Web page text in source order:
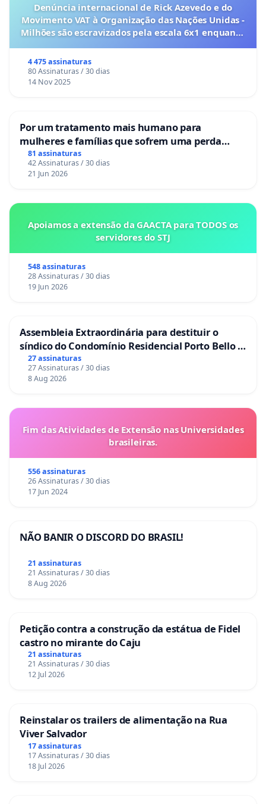
Denúncia internacional de Rick Azevedo e do
Movimento VAT à Organização das Nações Unidas -
Milhões são escravizados pela escala 6x1 enquanto
4 475 assinaturas
80 Assinaturas / 30 dias
14 Nov 2025
Por um tratamento mais humano para
mulheres e famílias que sofrem uma perda
gestacional nos hospitais portugueses
81 assinaturas
42 Assinaturas / 30 dias
21 Jun 2026
Apoiamos a extensão da GAACTA para TODOS os
servidores do STJ
548 assinaturas
28 Assinaturas / 30 dias
19 Jun 2026
Assembleia Extraordinária para destituir o
síndico do Condomínio Residencial Porto Bello -
La Casa
27 assinaturas
27 Assinaturas / 30 dias
8 Aug 2026
Fim das Atividades de Extensão nas Universidades
brasileiras.
556 assinaturas
26 Assinaturas / 30 dias
17 Jun 2024
NÃO BANIR O DISCORD DO BRASIL!
21 assinaturas
21 Assinaturas / 30 dias
8 Aug 2026
Petição contra a construção da estátua de Fidel
castro no mirante do Caju
21 assinaturas
21 Assinaturas / 30 dias
12 Jul 2026
Reinstalar os trailers de alimentação na Rua
Viver Salvador
17 assinaturas
17 Assinaturas / 30 dias
18 Jul 2026